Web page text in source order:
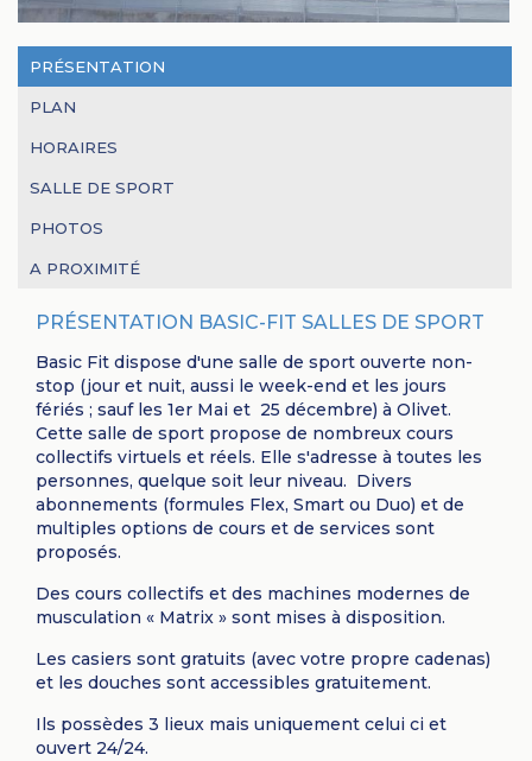
PRÉSENTATION
PLAN
HORAIRES
SALLE DE SPORT
PHOTOS
A PROXIMITÉ
PRÉSENTATION BASIC-FIT SALLES DE SPORT
Basic Fit dispose d'une salle de sport ouverte non-
stop (jour et nuit, aussi le week-end et les jours
fériés ; sauf les 1er Mai et 25 décembre) à Olivet.
Cette salle de sport propose de nombreux cours
collectifs virtuels et réels. Elle s'adresse à toutes les
personnes, quelque soit leur niveau. Divers
abonnements (formules Flex, Smart ou Duo) et de
multiples options de cours et de services sont
proposés.
Des cours collectifs et des machines modernes de
musculation « Matrix » sont mises à disposition.
Les casiers sont gratuits (avec votre propre cadenas)
et les douches sont accessibles gratuitement.
Ils possèdes 3 lieux mais uniquement celui ci et
ouvert 24/24.